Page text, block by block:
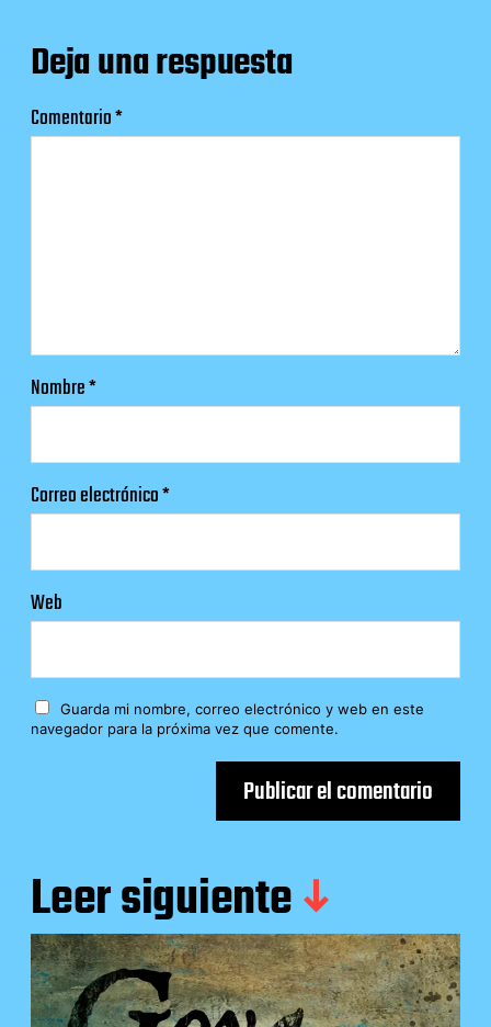
Deja una respuesta
Comentario*
Nombre*
Correo electrónico*
Web
Guarda mi nombre, correo electrónico y web en este
navegador para la próxima vez que comente.
Leer siguiente